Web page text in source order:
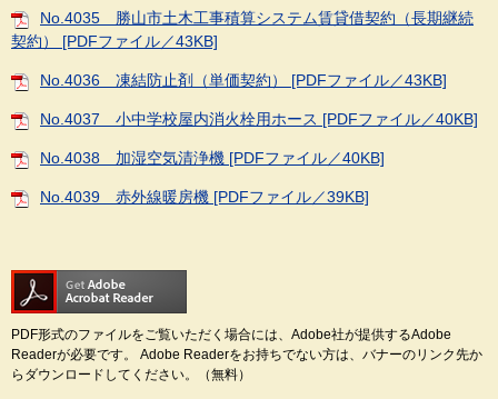
No.4035 勝山市土木工事積算システム賃貸借契約（長期継続
契約） [PDFファイル／43KB]
No.4036 凍結防止剤（単価契約） [PDFファイル／43KB]
No.4037 小中学校屋内消火栓用ホース [PDFファイル／40KB]
No.4038 加湿空気清浄機 [PDFファイル／40KB]
No.4039 赤外線暖房機 [PDFファイル／39KB]
PDF形式のファイルをご覧いただく場合には、Adobe社が提供するAdobe
Readerが必要です。
Adobe Readerをお持ちでない方は、バナーのリンク先か
らダウンロードしてください。（無料）